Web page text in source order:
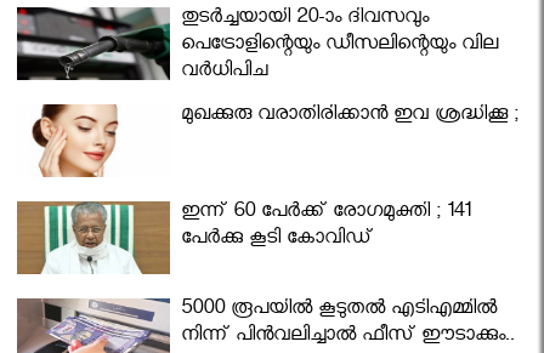
തുടർച്ചയായി 20-ാം ദിവസവും
പെട്രോളിന്റെയും ഡീസലിന്റെയും വില
വര്‍ധിപ്പിച്ചു
മുഖക്കുരു വരാതിരിക്കാന്‍ ഇവ ശ്രദ്ധിക്കൂ ;
ഇന്ന് 60 പേർക്ക് രോഗമുക്തി ; 141
പേര്‍ക്കു കൂടി കോവിഡ്
5000 രൂപയിൽ കൂടുതൽ എടിഎമ്മിൽ
നിന്ന് പിൻവലിച്ചാൽ ഫീസ് ഈടാക്കും..